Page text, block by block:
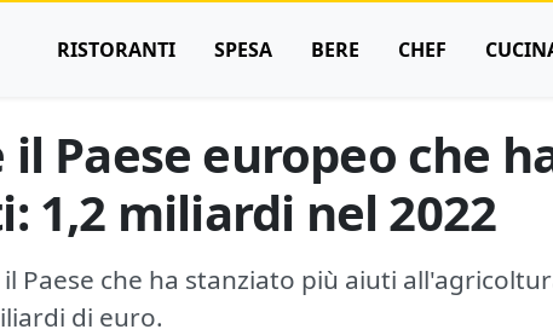
RISTORANTI SPESA BERE CHEF
Paese europeo che
1,2 miliardi nel 2022
Paese che ha stanziato più aiuti
di euro.